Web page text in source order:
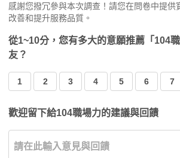
感謝您撥冗參與本次調查！請您在問卷中提供
改善和提升服務品質。
從1~10分，您有多大的意願推薦「104
友？
1 2 3 4 5 6 7
歡迎留下給104職場力的建議與回饋